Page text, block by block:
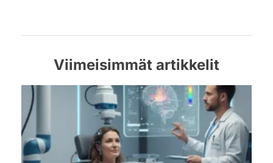
Viimeisimmät artikkelit